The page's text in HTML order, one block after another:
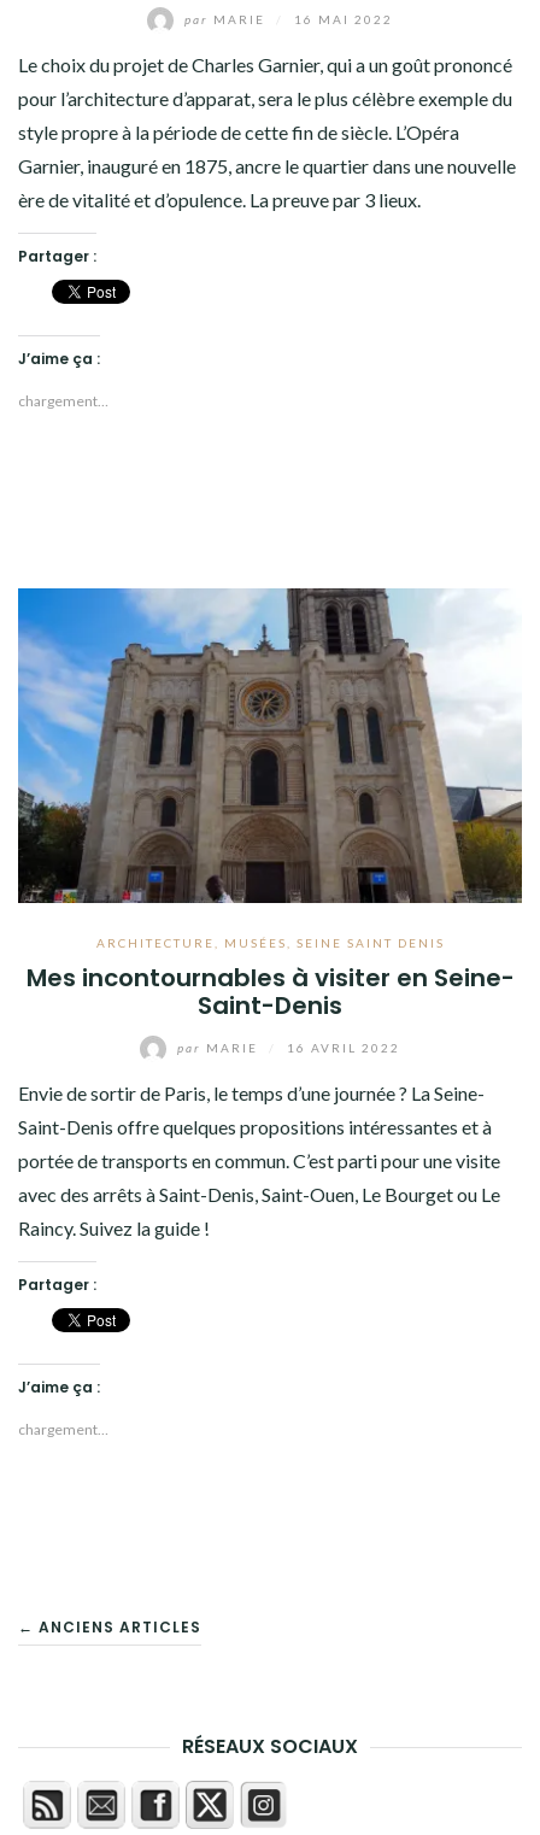
par MARIE 16 MAI 2022
Le choix du projet de Charles Garnier, qui a un goût prononcé
pour l’architecture d’apparat, sera le plus célèbre exemple du
style propre à la période de cette fin de siècle. L’Opéra
Garnier, inauguré en 1875, ancre le quartier dans une nouvelle
ère de vitalité et d’opulence. La preuve par 3 lieux.
Partager :
J’aime ça :
chargement…
ARCHITECTURE MUSÉES SEINE SAINT DENIS
Mes incontournables à visiter en Seine-
Saint-Denis
par MARIE 16 AVRIL 2022
Envie de sortir de Paris, le temps d’une journée ? La Seine-
Saint-Denis offre quelques propositions intéressantes et à
portée de transports en commun. C’est parti pour une visite
avec des arrêts à Saint-Denis, Saint-Ouen, Le Bourget ou Le
Raincy. Suivez la guide !
Partager :
J’aime ça :
chargement…
NAVIGATION
ARTICLES
← ANCIENS ARTICLES
RÉSEAUX SOCIAUX